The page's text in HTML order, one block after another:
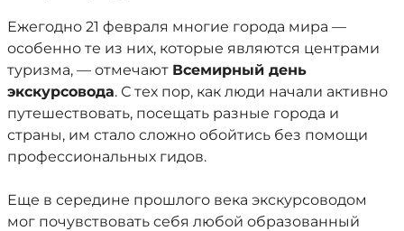
Ежегодно 21 февраля многие города мира —
особенно те из них, которые являются центрами
туризма, — отмечают Всемирный день
экскурсовода. С тех пор, как люди начали активно
путешествовать, посещать разные города и
страны, им стало сложно обойтись без помощи
профессиональных гидов.
Еще в середине прошлого века экскурсоводом
мог почувствовать себя любой образованный